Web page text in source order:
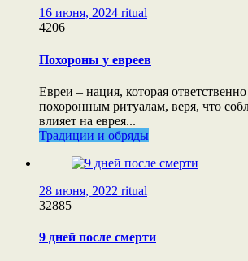
16 июня, 2024 ritual
4206
Похороны у евреев
Евреи – нация, которая
похоронным ритуалам, веря, что
влияет на еврея...
Традиции и обряды
28 июня, 2022 ritual
32885
9 дней после смерти